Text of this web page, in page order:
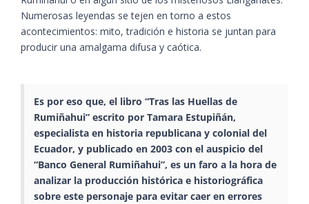
Numerosas leyendas se tejen en torno a estos
acontecimientos: mito, tradición e historia se juntan para
producir una amalgama difusa y caótica.
Es por eso que, el libro “Tras las Huellas de
Rumiñahui” escrito por Tamara Estupiñán,
especialista en historia republicana y colonial del
Ecuador, y publicado en 2003 con el auspicio del
“Banco General Rumiñahui”, es un faro a la hora de
analizar la producción histórica e historiográfica
sobre este personaje para evitar caer en errores